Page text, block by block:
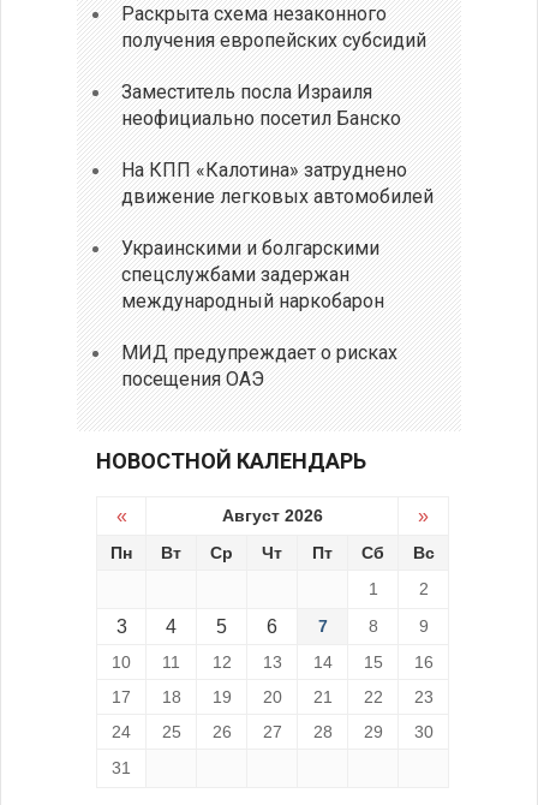
Раскрыта схема незаконного
получения европейских субсидий
Заместитель посла Израиля
неофициально посетил Банско
На КПП «Калотина» затруднено
движение легковых автомобилей
Украинскими и болгарскими
спецслужбами задержан
международный наркобарон
МИД предупреждает о рисках
посещения ОАЭ
НОВОСТНОЙ КАЛЕНДАРЬ
« Август 2026 »
Пн Вт Ср Чт Пт Сб
Вс
1
2
3 4 5 6 7 8
9
10
11 12 13 14 15
16
17
18 19 20 21 22
23
24
25 26 27 28 29
30
31